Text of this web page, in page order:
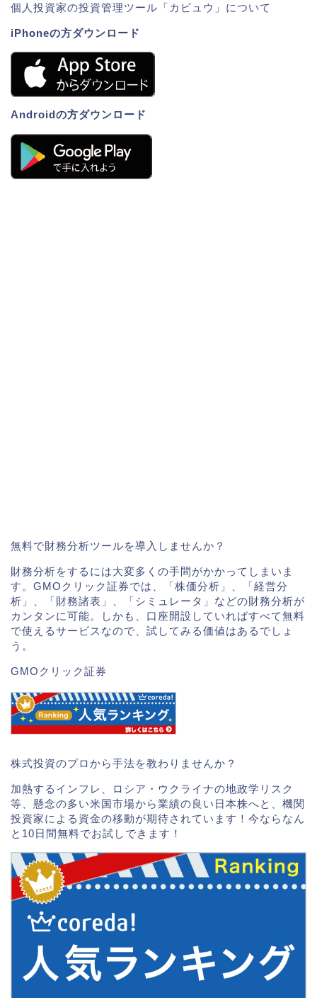
個人投資家の投資管理ツール「カビュウ」について
iPhoneの方ダウンロード
Androidの方ダウンロード
無料で財務分析ツールを導入しませんか？
財務分析をするには大変多くの手間がかかってしまいま
す。GMOクリック証券では、「株価分析」、「経営分
析」、「財務諸表」、「シミュレータ」などの財務分析が
カンタンに可能。しかも、口座開設していればすべて無料
で使えるサービスなので、試してみる価値はあるでしょ
う。
GMOクリック証券
株式投資のプロから手法を教わりませんか？
加熱するインフレ、ロシア・ウクライナの地政学リスク
等、懸念の多い米国市場から業績の良い日本株へと、機関
投資家による資金の移動が期待されています！今ならなん
と10日間無料でお試しできます！